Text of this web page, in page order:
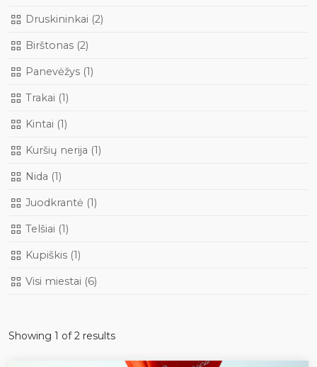
Druskininkai (2)
Birštonas (2)
Panevėžys (1)
Trakai (1)
Kintai (1)
Kuršių nerija (1)
Nida (1)
Juodkrantė (1)
Telšiai (1)
Kupiškis (1)
Visi miestai (6)
Showing 1 of 2 results